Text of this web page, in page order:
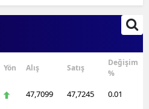
Yön Alış Satış
Değişim
%
47,7099 47,7245
0.01